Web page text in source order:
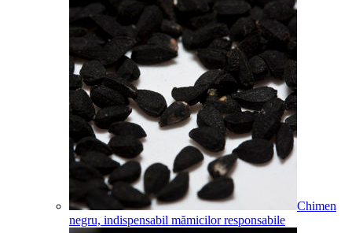
Chimen
negru, indispensabil mămicilor responsabile